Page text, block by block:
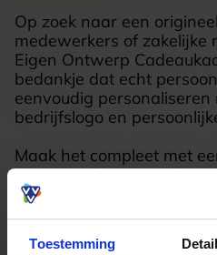
Toestemming
Op zoek naar een
medewerkers of zakelijke
Eigen Ontwerp
bedankje dat echt
eenvoudig personaliseren
bedrijfslogo en
Maak het compleet met
zoals een fotolijstje of een
niet zomaar een cadeau,
Ga naar